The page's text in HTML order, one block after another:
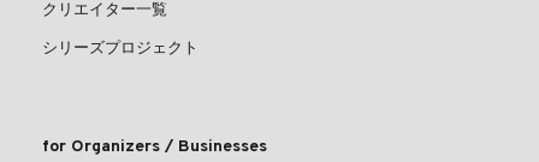
クリエイター一覧
シリーズプロジェクト
for Organizers / Businesses